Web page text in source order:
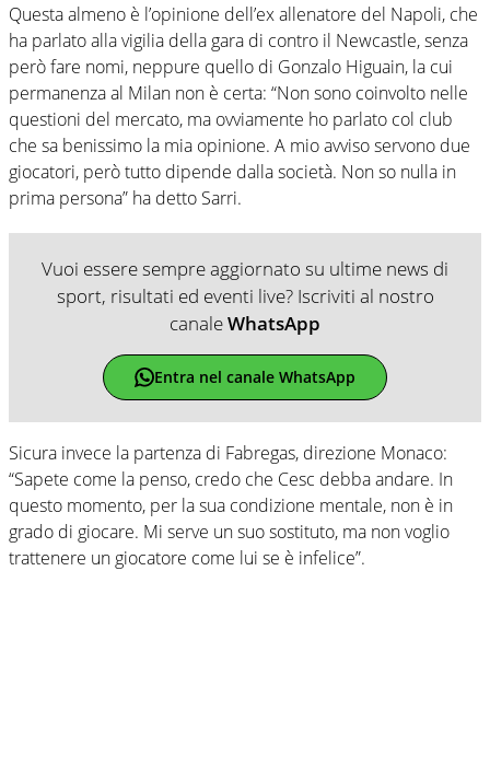
Questa almeno è l’opinione dell’ex allenatore del Napoli, che
ha parlato alla vigilia della gara di contro il Newcastle, senza
però fare nomi, neppure quello di Gonzalo Higuain, la cui
permanenza al Milan non è certa: “Non sono coinvolto nelle
questioni del mercato, ma ovviamente ho parlato col club
che sa benissimo la mia opinione. A mio avviso servono due
giocatori, però tutto dipende dalla società. Non so nulla in
prima persona” ha detto Sarri.
Vuoi essere sempre aggiornato su ultime news di
sport, risultati ed eventi live? Iscriviti al nostro
canaleWhatsApp
Entra nel canale WhatsApp
Sicura invece la partenza di Fabregas, direzione Monaco:
“Sapete come la penso, credo che Cesc debba andare. In
questo momento, per la sua condizione mentale, non è in
grado di giocare. Mi serve un suo sostituto, ma non voglio
trattenere un giocatore come lui se è infelice”.